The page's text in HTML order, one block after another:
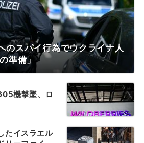
のスパイ行為でウクライナ人
準備」
機撃墜、ロ
たイスラエル